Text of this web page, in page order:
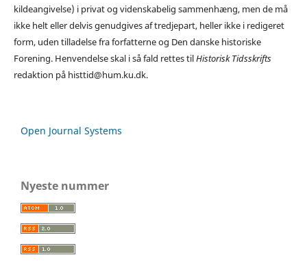
kildeangivelse) i privat og videnskabelig sammenhæng, men de må
ikke helt eller delvis genudgives af tredjepart, heller ikke i redigeret
form, uden tilladelse fra forfatterne og Den danske historiske
Forening. Henvendelse skal i så fald rettes tilHistorisk Tidsskrifts
redaktion på histtid@hum.ku.dk.
Open Journal Systems
Nyeste nummer